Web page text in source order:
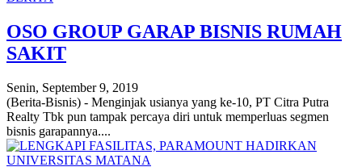
OSO GROUP GARAP BISNIS RUMAH
SAKIT
Senin, September 9, 2019
(Berita-Bisnis) - Menginjak usianya yang ke-10, PT Citra Putra
Realty Tbk pun tampak percaya diri untuk memperluas segmen
bisnis garapannya....